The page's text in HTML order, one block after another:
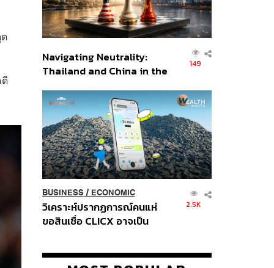
Navigating Neutrality:
Thailand and China in the
Order
149
BUSINESS/ ECONOMIC
วิเคราะห์ปรากฏการณ์คนแห่
ขอสินเชื่อ CLICX อาจเป็น
ปัญหาหนี้ครัวเรือนไทยที่ถูกซุก
2.5K